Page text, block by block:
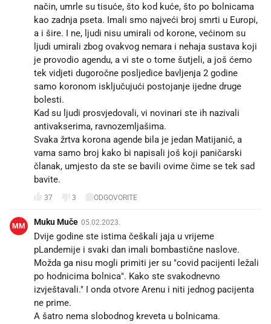
način, umrle su tisuće, što kod kuće, što po bolnicama
kao zadnja pseta. Imali smo najveći broj smrti u Europi,
a i šire. I ne, ljudi nisu umirali od korone, većinom su
ljudi umirali zbog ovakvog nemara i nehaja sustava koji
je provodio agendu, a vi ste o tome šutjeli, a još ćemo
tek vidjeti dugoročne posljedice bavljenja 2 godine
samo koronom isključujući postojanje ijedne druge
bolesti.
Kad su ljudi prosvjedovali, vi novinari ste ih nazivali
antivakserima, ravnozemljašima.
Svaka žrtva korona agende bila je jedan Matijanić, a
vama samo broj kako bi napisali još koji paničarski
članak, umjesto da ste se bavili ovime čime se tek sad
bavite.
37 3 ODGOVORITE
MM Muku Muče 05.02.2023.
Dvije godine ste istima češkali jaja u vrijeme
pLandemije i svaki dan imali bombastične naslove.
Možda ga nisu mogli primiti jer su "covid pacijenti ležali
po hodnicima bolnica". Kako ste svakodnevno
izvještavali." I onda otvore Arenu i niti jednog pacijenta
ne prime.